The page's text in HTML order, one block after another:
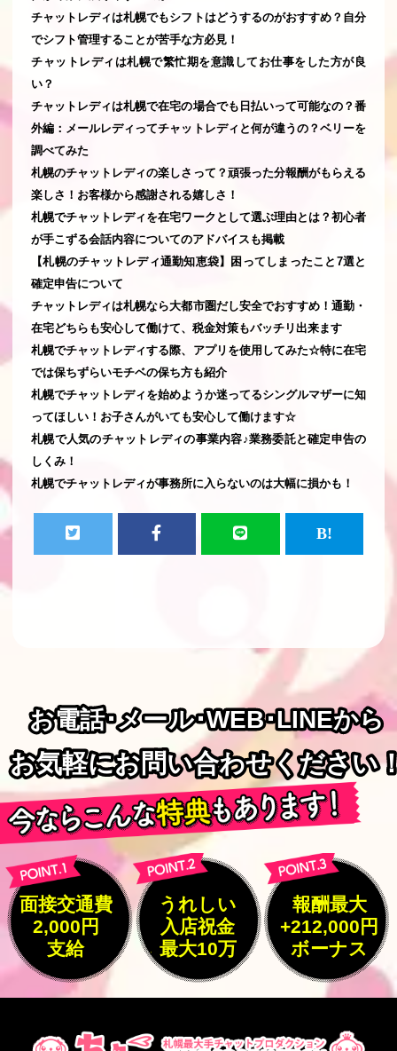
チャットレディは札幌でもシフトはどうするのがおすすめ？自分
でシフト管理することが苦手な方必見！
チャットレディは札幌で繁忙期を意識してお仕事をした方が良
い？
チャットレディは札幌で在宅の場合でも日払いって可能なの？番
外編：メールレディってチャットレディと何が違うの？ベリーを
調べてみた
札幌のチャットレディの楽しさって？頑張った分報酬がもらえる
楽しさ！お客様から感謝される嬉しさ！
札幌でチャットレディを在宅ワークとして選ぶ理由とは？初心者
が手こずる会話内容についてのアドバイスも掲載
【札幌のチャットレディ通勤知恵袋】困ってしまったこと7選と
確定申告について
チャットレディは札幌なら大都市圏だし安全でおすすめ！通勤・
在宅どちらも安心して働けて、税金対策もバッチリ出来ます
札幌でチャットレディする際、アプリを使用してみた☆特に在宅
では保ちずらいモチベの保ち方も紹介
札幌でチャットレディを始めようか迷ってるシングルマザーに知
ってほしい！お子さんがいても安心して働けます☆
札幌で人気のチャットレディの事業内容♪業務委託と確定申告の
しくみ！
札幌でチャットレディが事務所に入らないのは大幅に損かも！
お電話･メール･WEB･LINEから
お電話･メール･WEB･LINEから
お気軽にお問い合わせください
お気軽にお問い合わせください
面接交通費
2,000円
支給
うれしい
入店祝金
最大10万
報酬最大
+212,000円
ボーナス